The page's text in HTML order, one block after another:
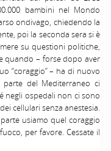
bambini nel Mondo
ondivago, chiedendo la
poi la seconda sera si è
su questioni politiche,
quando – forse dopo aver
“coraggio” – ha di nuovo
parte del Mediterraneo ci
negli ospedali non ci sono
cellulari senza anestesia.
usiamo quel coraggio
per favore. Cessate il